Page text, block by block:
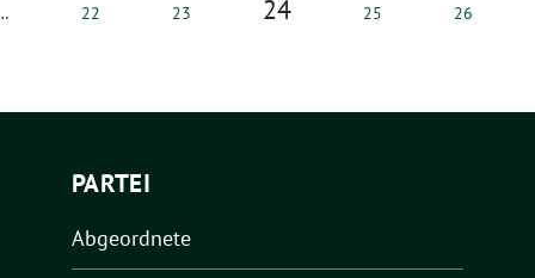
22 23 24 25 26
PARTEI
Abgeordnete